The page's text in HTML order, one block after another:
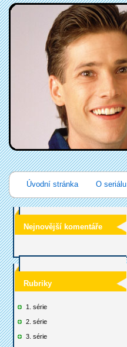
Úvodní stránka O seriálu
Nejnovější komentáře
Rubriky
1. série
2. série
3. série